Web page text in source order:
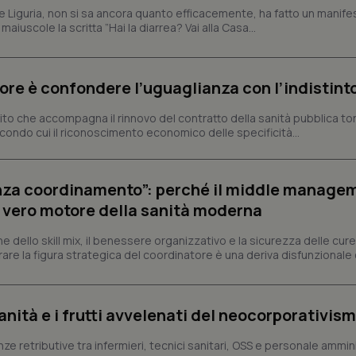
Liguria, non si sa ancora quanto efficacemente, ha fatto un
la scritta ”Hai la diarrea? Vai alla Casa...
è confondere l’uguaglianza con
che accompagna il rinnovo del contratto della sanità pubblica
cui il riconoscimento economico delle specificità...
coordinamento”: perché il middle
motore della sanità moderna
dello skill mix, il benessere organizzativo e la sicurezza delle
la figura strategica del coordinatore è una deriva disfunzionale
e i frutti avvelenati del
retributive tra infermieri, tecnici sanitari, OSS e personale
Dominio
mese
lo stato della sessione.
nei siti; può anche determinare se il
utilizzando la nuova o la vecchia versione
.youtube.com
5 mesi 4
Questo cookie è impostato da Youtube
.youtube.com
Sessione
Questo cookie è impostato da YouTube
delle visualizzazioni dei video incorporati.
.youtube.com
settimane
Questo cookie è impostato da YouTube
dell'autenticazione e della
utente